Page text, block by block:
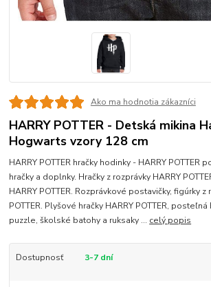
Ako ma hodnotia zákazníci
HARRY POTTER - Detská mikina
Hogwarts vzory 128 cm
HARRY POTTER hračky hodinky - HARRY POTTER
hračky a doplnky. Hračky z rozprávky HARRY
HARRY POTTER. Rozprávkové postavičky, figúrky z
POTTER. Plyšové hračky HARRY POTTER,
puzzle, školské batohy a ruksaky ... celý popis
Dostupnosť 3-7 dní